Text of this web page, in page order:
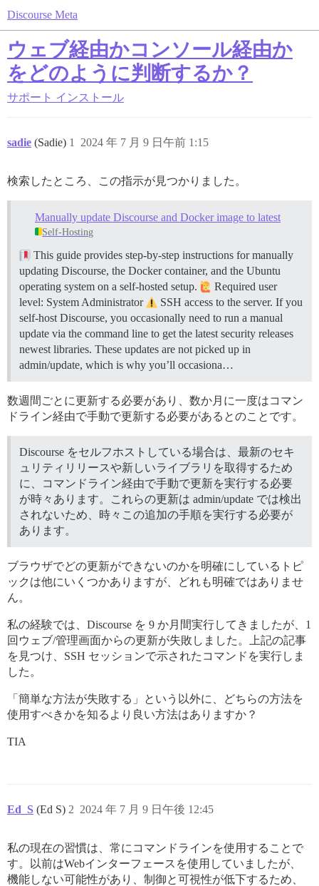
Discourse Meta
ウェブ経由かコンソール経由か
をどのように判断するか？
サポート インストール
sadie (Sadie) 2024 年 7 月 9 日午前 1:15
1
検索したところ、この指示が見つかりました。
Manually update Discourse and Docker image to latest
Self-Hosting
This guide provides step-by-step instructions for manually
updating Discourse, the Docker container, and the Ubuntu
operating system on a self-hosted setup.
Required user
level: System Administrator
SSH access to the server. If you
self-host Discourse, you occasionally need to run a manual
update via the command line to get the latest security releases
newest libraries. These updates are not picked up in
admin/update, which is why you’ll occasiona…
数週間ごとに更新する必要があり、数か月に一度はコマン
ドライン経由で手動で更新する必要があるとのことです。
Discourse をセルフホストしている場合は、最新のセキ
ュリティリリースや新しいライブラリを取得するため
に、コマンドライン経由で手動で更新を実行する必要
が時々あります。これらの更新は admin/update では検出
されないため、時々この追加の手順を実行する必要が
あります。
ブラウザでどの更新ができないのかを明確にしているトピ
ックは他にいくつかありますが、どれも明確ではありませ
ん。
私の経験では、Discourse を 9 か月間実行してきましたが、1
回ウェブ/管理画面からの更新が失敗しました。上記の記事
を見つけ、SSH セッションで示されたコマンドを実行しま
した。
「簡単な方法が失敗する」という以外に、どちらの方法を
使用すべきかを知るより良い方法はありますか？
TIA
Ed_S (Ed S) 2024 年 7 月 9 日午後 12:45
2
私の現在の習慣は、常にコマンドラインを使用することで
す。以前はWebインターフェースを使用していましたが、
機能しない可能性があり、制御と可視性が低下するため、